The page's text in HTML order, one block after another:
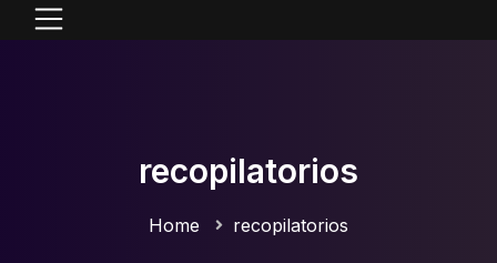
recopilatorios
Home recopilatorios